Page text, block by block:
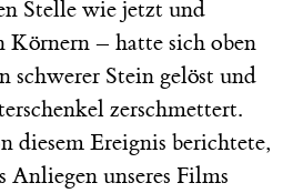
Stelle wie jetzt und
Körnern – hatte sich oben
schwerer Stein gelöst und
zerschmettert.
diesem Ereignis berichtete,
Anliegen unseres Films